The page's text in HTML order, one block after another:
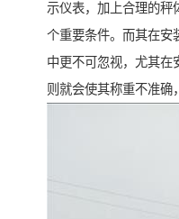
示仪表，加上合理的秤
个重要条件。而其在安
中更不可忽视，尤其在
则就会使其称重不准确